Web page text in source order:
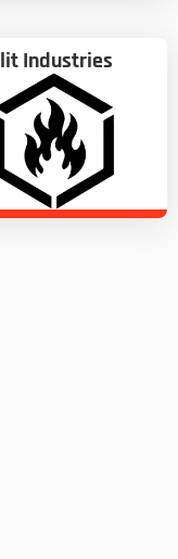
lit Industries